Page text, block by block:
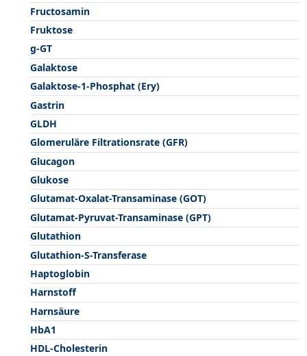
Fructosamin
Fruktose
g-GT
Galaktose
Galaktose-1-Phosphat (Ery)
Gastrin
GLDH
Glomeruläre Filtrationsrate (GFR)
Glucagon
Glukose
Glutamat-Oxalat-Transaminase (GOT)
Glutamat-Pyruvat-Transaminase (GPT)
Glutathion
Glutathion-S-Transferase
Haptoglobin
Harnstoff
Harnsäure
HbA1
HDL-Cholesterin